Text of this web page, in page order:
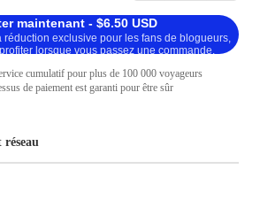
maintenant - $6.50 USD
réduction exclusive pour les fans de blogueurs,
lorsque vous passez une commande.
cumulatif pour plus de 100 000 voyageurs
de paiement est garanti pour être sûr
réseau